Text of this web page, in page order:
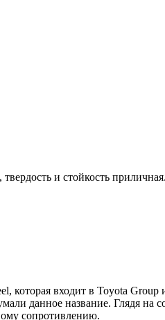
и стойкость приличная.
входит в Toyota Group
данное название. Глядя на
сопротивлению.